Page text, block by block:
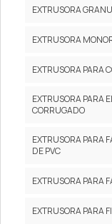
EXTRUSORA
EXTRUSORA
EXTRUSORA PARA
EXTRUSORA PARA
CORRUGADO
EXTRUSORA PARA
DE PVC
EXTRUSORA PARA
EXTRUSORA PARA